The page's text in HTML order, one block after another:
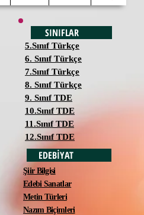
SINIFLAR
5.Sınıf Türkçe
6. Sınıf Türkçe
7.Sınıf Türkçe
8. Sınıf Türkçe
9. Sınıf TDE
10.Sınıf TDE
11.Sınıf TDE
12.Sınıf TDE
EDEBİYAT
Şiir Bilgisi
Edebi Sanatlar
Metin Türleri
Nazım Biçimleri